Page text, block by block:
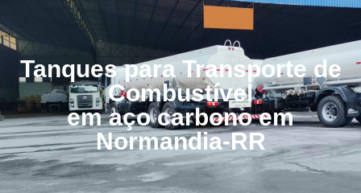
Tanques para Transporte de
Combustível
em aço carbono em
Normandia-RR